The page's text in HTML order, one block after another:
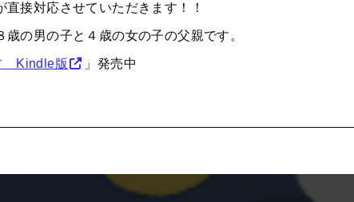
直接対応させていただきます！！
歳の男の子と４歳の女の子の父親です。
Kindle版 」発売中